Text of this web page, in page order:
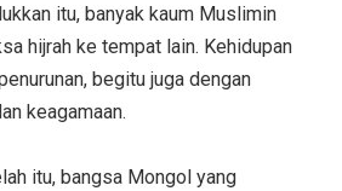
itu, banyak kaum Muslimin
hijrah ke tempat lain. Kehidupan
begitu juga dengan
keagamaan.
itu, bangsa Mongol yang